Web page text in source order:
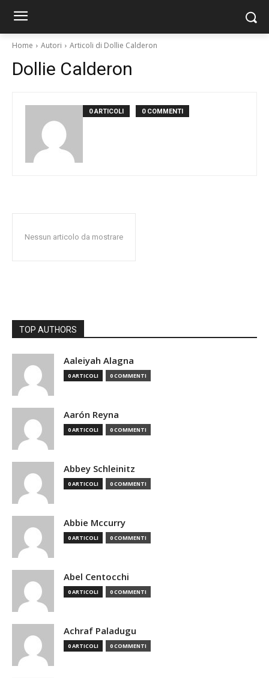
Home Autori Articoli di Dollie Calderon
Dollie Calderon
0 ARTICOLI 0 COMMENTI
Nessun articolo da mostrare
TOP AUTHORS
Aaleiyah Alagna
0 ARTICOLI 0 COMMENTI
Aarón Reyna
0 ARTICOLI 0 COMMENTI
Abbey Schleinitz
0 ARTICOLI 0 COMMENTI
Abbie Mccurry
0 ARTICOLI 0 COMMENTI
Abel Centocchi
0 ARTICOLI 0 COMMENTI
Achraf Paladugu
0 ARTICOLI 0 COMMENTI